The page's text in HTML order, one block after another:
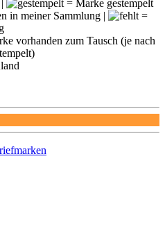
= Marke gestempelt
in meiner Sammlung |
=
vorhanden zum Tausch (je nach